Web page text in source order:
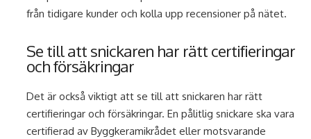
från tidigare kunder och kolla upp recensioner på nätet.
Se till att snickaren har rätt certifieringar
och försäkringar
Det är också viktigt att se till att snickaren har rätt
certifieringar och försäkringar. En pålitlig snickare ska vara
certifierad av Byggkeramikrådet eller motsvarande